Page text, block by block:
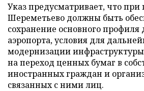
Указ предусматривает, что
Шереметьево должны быть
сохранение основного профиля
аэропорта, условия для
модернизации
на переход ценных бумаг в
иностранных граждан и
связанных с ними лиц.